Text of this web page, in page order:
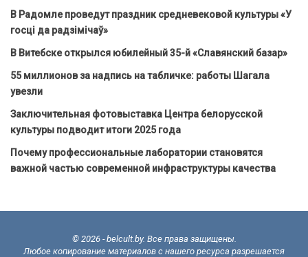
В Радомле проведут праздник средневековой культуры «У
госці да радзімічаў»
В Витебске открылся юбилейный 35-й «Славянский базар»
55 миллионов за надпись на табличке: работы Шагала
увезли
Заключительная фотовыставка Центра белорусской
культуры подводит итоги 2025 года
Почему профессиональные лаборатории становятся
важной частью современной инфраструктуры качества
© 2026 - belcult.by. Все права защищены.
Любое копирование материалов с нашего ресурса разрешается